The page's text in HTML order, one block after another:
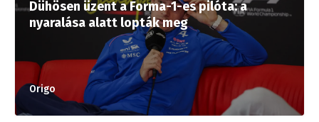
Dühösen üzent a Forma-1-es pilóta: a
nyaralása alatt lopták meg
Origo